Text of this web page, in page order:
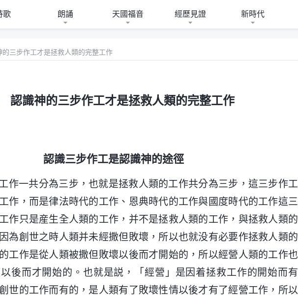
歌 朗誦 天國福音 經歷見證 新時代
三步作工才是拯救人類的完整工作
認識神的三步作工才是拯救人類的完整工作
認識三步作工是認識神的途徑
作一共分為三步，也就是拯救人類的工作共分為三步，這三步作工
作，而是律法時代的工作、恩典時代的工作與國度時代的工作這三
作只是産生全人類的工作，并不是拯救人類的工作，與拯救人類的
為創世之時人類并未經撒但敗壞，所以也就没有必要作拯救人類的
工作是從人類被撒但敗壞以後而才開始的，所以經營人類的工作也
後而才開始的。也就是説，「經營」是因着拯救工作的開始而有
世的工作而有的，是人類有了敗壞性情以後才有了經營工作，所以